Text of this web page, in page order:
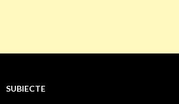
SUBIECTE